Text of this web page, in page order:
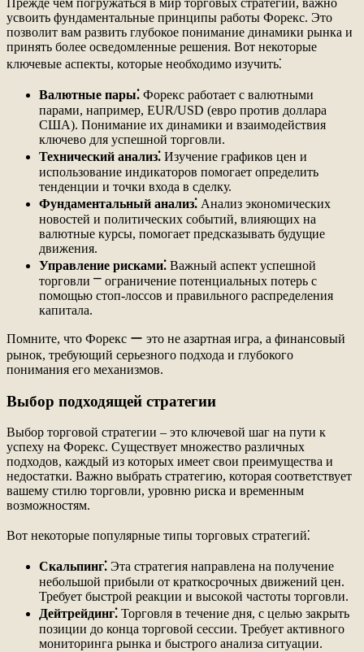
Прежде чем погружаться в мир торговых стратегий, важно
усвоить фундаментальные принципы работы Форекс. Это
позволит вам развить глубокое понимание динамики рынка и
принять более осведомленные решения. Вот некоторые
ключевые аспекты, которые необходимо изучить⁚
Валютные пары⁚ Форекс работает с валютными
парами, например, EUR/USD (евро против доллара
США). Понимание их динамики и взаимодействия
ключево для успешной торговли.
Технический анализ⁚ Изучение графиков цен и
использование индикаторов помогает определить
тенденции и точки входа в сделку.
Фундаментальный анализ⁚ Анализ экономических
новостей и политических событий, влияющих на
валютные курсы, помогает предсказывать будущие
движения.
Управление рисками⁚ Важный аспект успешной
торговли ⎻ ограничение потенциальных потерь с
помощью стоп-лоссов и правильного распределения
капитала.
Помните, что Форекс ー это не азартная игра, а финансовый
рынок, требующий серьезного подхода и глубокого
понимания его механизмов.
Выбор подходящей стратегии
Выбор торговой стратегии – это ключевой шаг на пути к
успеху на Форекс. Существует множество различных
подходов, каждый из которых имеет свои преимущества и
недостатки. Важно выбрать стратегию, которая соответствует
вашему стилю торговли, уровню риска и временным
возможностям.
Вот некоторые популярные типы торговых стратегий⁚
Скальпинг⁚ Эта стратегия направлена на получение
небольшой прибыли от краткосрочных движений цен.
Требует быстрой реакции и высокой частоты торговли.
Дейтрейдинг⁚ Торговля в течение дня, с целью закрыть
позиции до конца торговой сессии. Требует активного
мониторинга рынка и быстрого анализа ситуации.